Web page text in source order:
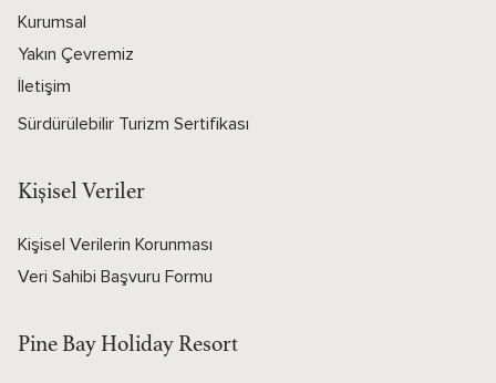
Kurumsal
Yakın Çevremiz
İletişim
Sürdürülebilir Turizm Sertifikası
Kişisel Veriler
Kişisel Verilerin Korunması
Veri Sahibi Başvuru Formu
Pine Bay Holiday Resort